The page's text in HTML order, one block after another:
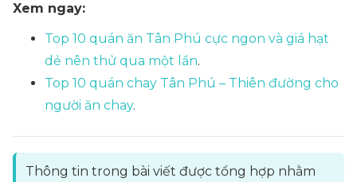
Xem ngay:
Top 10 quán ăn Tân Phú cực ngon và giá hạt
dẻ nên thử qua một lần.
Top 10 quán chay Tân Phú – Thiên đường cho
người ăn chay.
Thông tin trong bài viết được tổng hợp nhằm